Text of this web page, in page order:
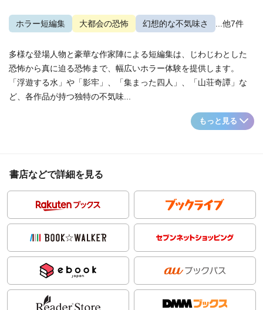
ホラー短編集 大都会の恐怖 幻想的な不気味さ ...他7件
多様な登場人物と豪華な作家陣による短編集は、じわじわとした
恐怖から真に迫る恐怖まで、幅広いホラー体験を提供します。
「浮遊する水」や「影牢」、「集まった四人」、「山荘奇譚」な
ど、各作品が持つ独特の不気味...
もっと見る
書店などで詳細を見る